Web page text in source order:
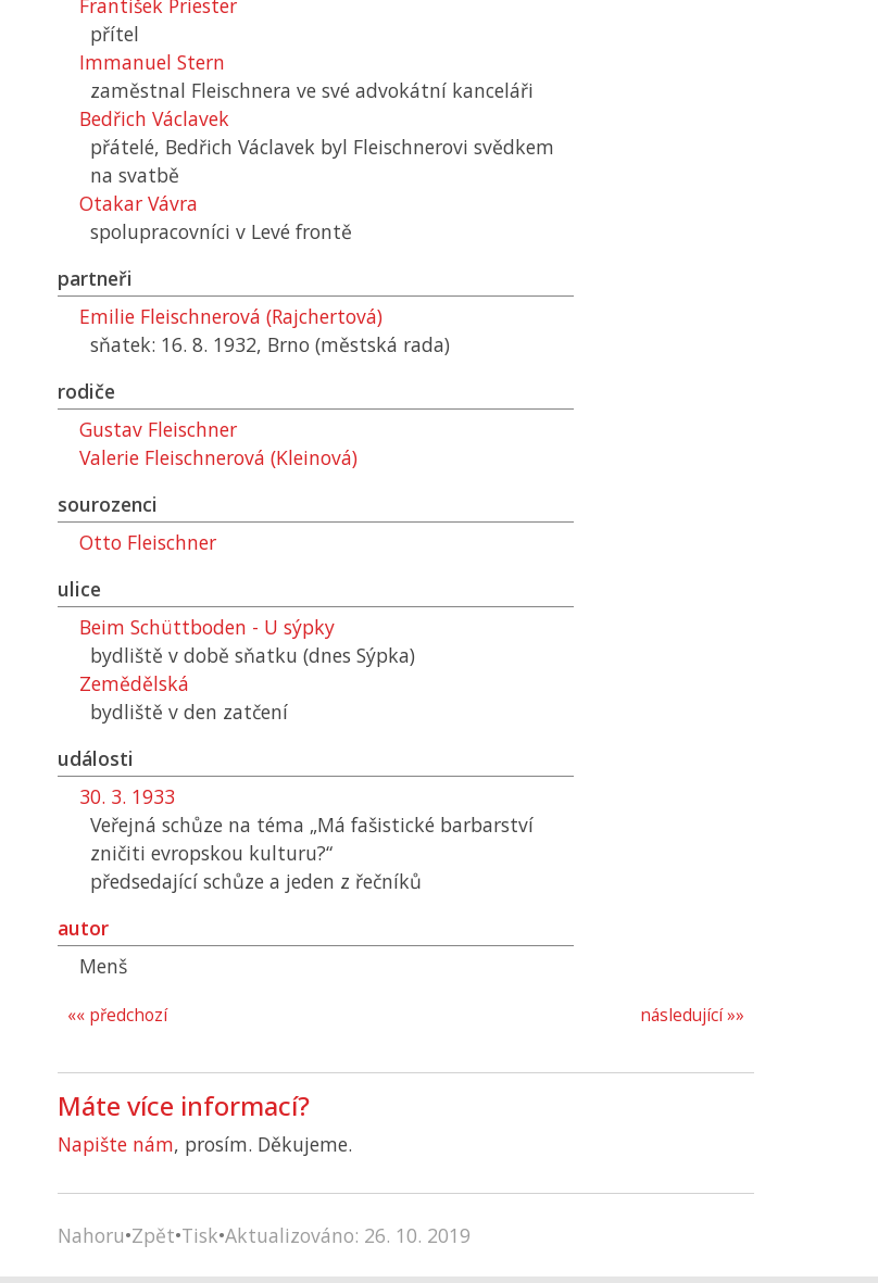
František Priester
přítel
Immanuel Stern
zaměstnal Fleischnera ve své advokátní kanceláři
Bedřich Václavek
přátelé, Bedřich Václavek byl Fleischnerovi svědkem
na svatbě
Otakar Vávra
spolupracovníci v Levé frontě
partneři
Emilie Fleischnerová (Rajchertová)
sňatek: 16. 8. 1932, Brno (městská rada)
rodiče
Gustav Fleischner
Valerie Fleischnerová (Kleinová)
sourozenci
Otto Fleischner
ulice
Beim Schüttboden - U sýpky
bydliště v době sňatku (dnes Sýpka)
Zemědělská
bydliště v den zatčení
události
30. 3. 1933
Veřejná schůze na téma „Má fašistické barbarství
zničiti evropskou kulturu?“
předsedající schůze a jeden z řečníků
autor
Menš
následující »»
«« předchozí
Máte více informací?
Napište nám, prosím. Děkujeme.
Nahoru•Zpět•Tisk•Aktualizováno: 26. 10. 2019